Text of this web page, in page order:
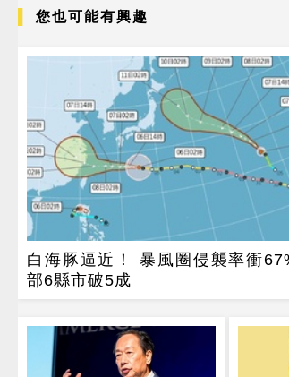
您也可能有興趣
白海豚逼近！ 暴風圈侵襲率衝
部6縣市破5成